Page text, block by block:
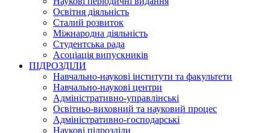
Освітня діяльність
Сталий розвиток
Міжнародна діяльність
Студентська рада
Асоціація випускників
ПІДРОЗДІЛИ
Навчально-наукові інститути та факультети
Навчально-наукові центри
Адміністративно-управлінські
Освітньо-виховний та науковий процес
Адміністративно-господарські
Наукові підрозділи